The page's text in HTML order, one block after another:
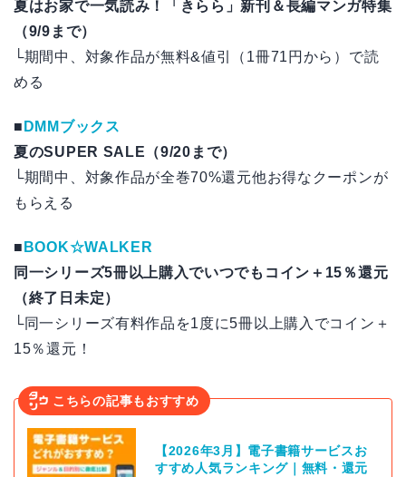
夏はお家で一気読み！「きらら」新刊＆長編マンガ特集
（9/9まで）
└期間中、対象作品が無料&値引（1冊71円から）で読
める
■ DMMブックス
夏のSUPER SALE（9/20まで）
└期間中、対象作品が全巻70%還元他お得なクーポンが
もらえる
■ BOOK☆WALKER
同一シリーズ5冊以上購入でいつでもコイン＋15％還元
（終了日未定）
└同一シリーズ有料作品を1度に5冊以上購入でコイン＋
15％還元！
こちらの記事もおすすめ
【2026年3月】電子書籍サービスお
すすめ人気ランキング｜無料・還元